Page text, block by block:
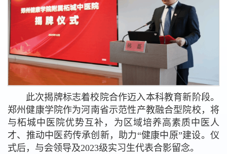
此次揭牌标志着校院合作迈入本科教育新阶段。
郑州健康学院作为河南省示范性产教融合型院校，将
与柘城中医院优势互补，为区域培养高素质中医人
才、推动中医药传承创新，助力“健康中原”建设。仪
式后，与会领导及2023级实习生代表合影留念。